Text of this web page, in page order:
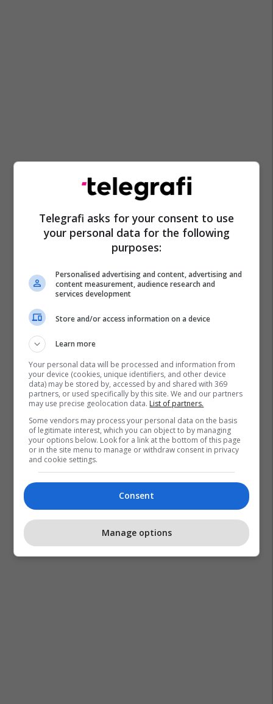
Telegrafi asks for your consent to use
your personal data for the following
purposes:
Personalised advertising and content, advertising and
content measurement, audience research and
services development
Store and/or access information on a device
Learn more
Your personal data will be processed and information from
your device (cookies, unique identifiers, and other device
data) may be stored by, accessed by and shared with 369
partners, or used specifically by this site. We and our partners
may use precise geolocation data. List of partners.
Some vendors may process your personal data on the basis
of legitimate interest, which you can object to by managing
your options below. Look for a link at the bottom of this page
or in the site menu to manage or withdraw consent in privacy
and cookie settings.
Consent
Manage options